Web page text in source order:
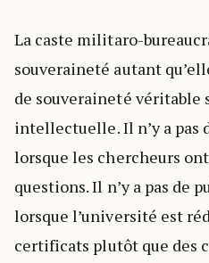
La caste militaro-
souveraineté autant
de souveraineté véritable
intellectuelle. Il n’y a pas
lorsque les chercheurs
questions. Il n’y a pas de
lorsque l’université est
certificats plutôt que des